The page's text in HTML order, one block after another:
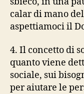
calar di mano
aspettiamoci il
4. Il concetto di
quanto viene
sociale, sui
per aiutare le